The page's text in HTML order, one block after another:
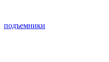
подъемники